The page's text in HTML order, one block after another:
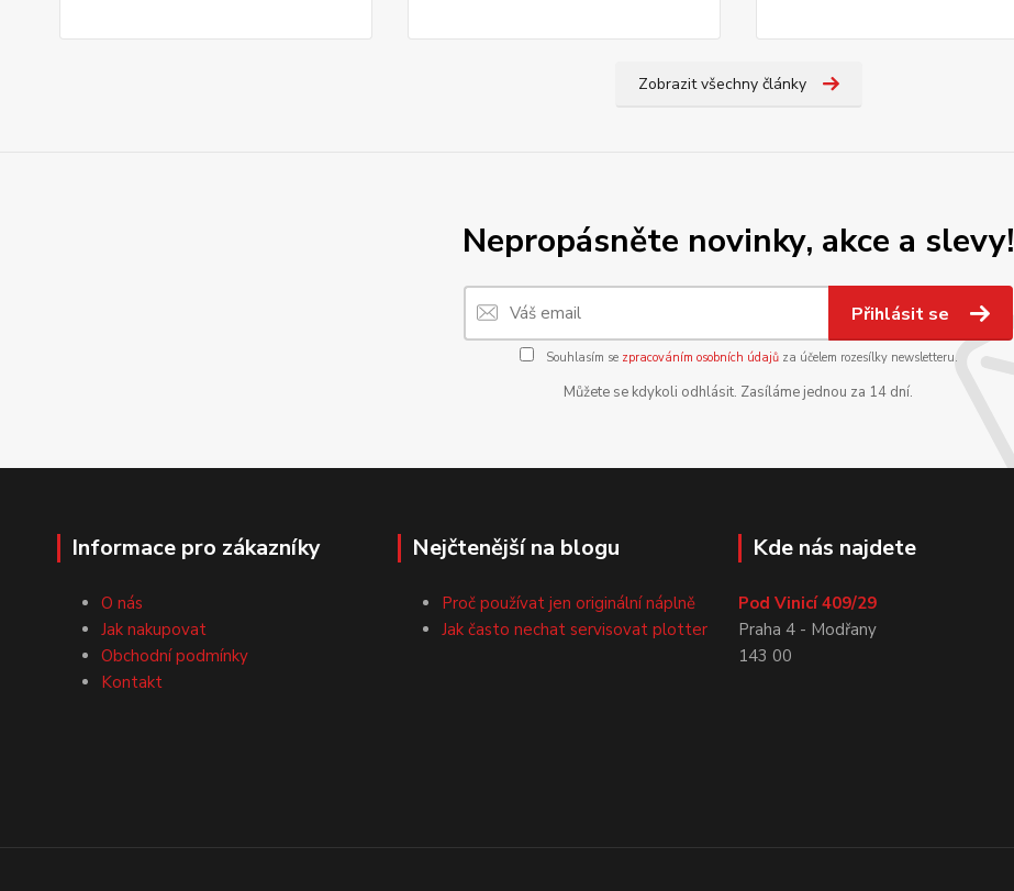
Zobrazit všechny články
Nepropásněte novinky, akce a slevy!
Přihlásit se
Souhlasím se zpracováním osobních údajůza účelem rozesílky newsletteru.
Můžete se kdykoli odhlásit. Zasíláme jednou za 14 dní.
Informace pro zákazníky
O nás
Jak nakupovat
Obchodní podmínky
Kontakt
Nejčtenější na blogu
Proč používat jen originální náplně
Jak často nechat servisovat plotter
Kde nás najdete
Pod Vinicí 409/29
Praha 4 - Modřany
143 00